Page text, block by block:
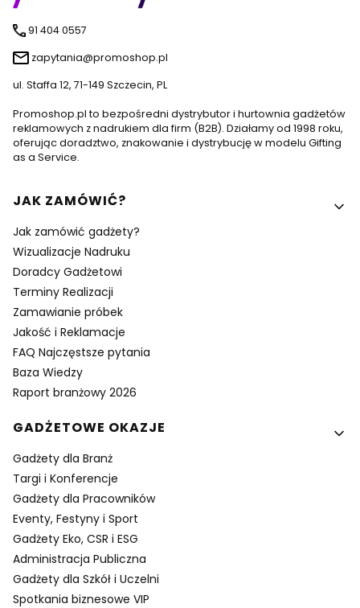
91 404 0557
zapytania@promoshop.pl
ul. Staffa 12, 71-149 Szczecin, PL
Promoshop.pl to bezpośredni dystrybutor i hurtownia gadżetów
reklamowych z nadrukiem dla firm (B2B). Działamy od 1998 roku,
oferując doradztwo, znakowanie i dystrybucję w modelu Gifting
as a Service.
Linki w stopce
JAK ZAMÓWIĆ?
Jak zamówić gadżety?
Wizualizacje Nadruku
Doradcy Gadżetowi
Terminy Realizacji
Zamawianie próbek
Jakość i Reklamacje
FAQ Najczęstsze pytania
Baza Wiedzy
Raport branżowy 2026
GADŻETOWE OKAZJE
Gadżety dla Branż
Targi i Konferencje
Gadżety dla Pracowników
Eventy, Festyny i Sport
Gadżety Eko, CSR i ESG
Administracja Publiczna
Gadżety dla Szkół i Uczelni
Spotkania biznesowe VIP